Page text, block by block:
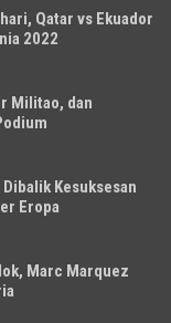
Qatar vs Ekuador
2022
Militao, dan
Kesuksesan
Eropa
Marc Marquez